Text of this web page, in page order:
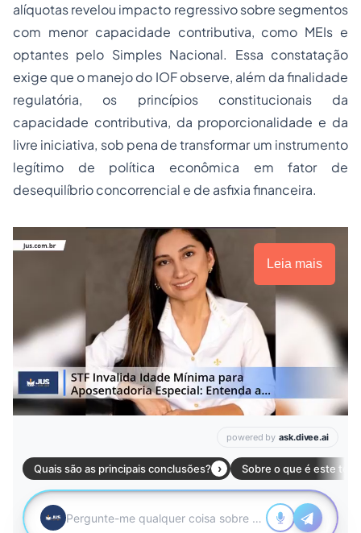
alíquotas revelou impacto regressivo sobre segmentos
com menor capacidade contributiva, como MEIs e
optantes pelo Simples Nacional. Essa constatação
exige que o manejo do IOF observe, além da finalidade
regulatória, os princípios constitucionais da
capacidade contributiva, da proporcionalidade e da
livre iniciativa, sob pena de transformar um instrumento
legítimo de política econômica em fator de
desequilíbrio concorrencial e de asfixia financeira.
Leia mais